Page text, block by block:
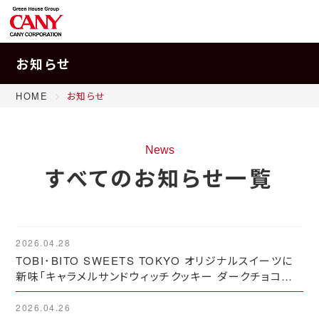
お知らせ
HOME お知らせ
News
すべてのお知らせ一覧
2026.04.28
TOBI･BITO SWEETS TOKYO オリジナルスイーツに
新味「キャラメルサンドウィッチクッキー ダークチョコレ
ート」が登場★
2026.04.26